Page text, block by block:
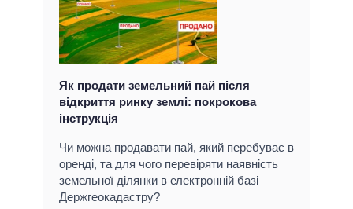
Як продати земельний пай після
відкриття ринку землі: покрокова
інструкція
Чи можна продавати пай, який перебуває в
оренді, та для чого перевіряти наявність
земельної ділянки в електронній базі
Держгеокадастру?